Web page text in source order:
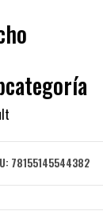
78155145544382